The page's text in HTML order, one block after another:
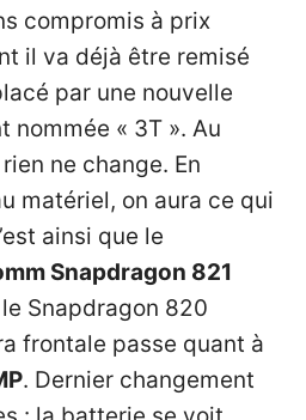
compromis à prix
il va déjà être remisé
par une nouvelle
nommée « 3T ». Au
ne change. En
matériel, on aura ce qui
ainsi que le
Snapdragon 821
Snapdragon 820
frontale passe quant à
. Dernier changement